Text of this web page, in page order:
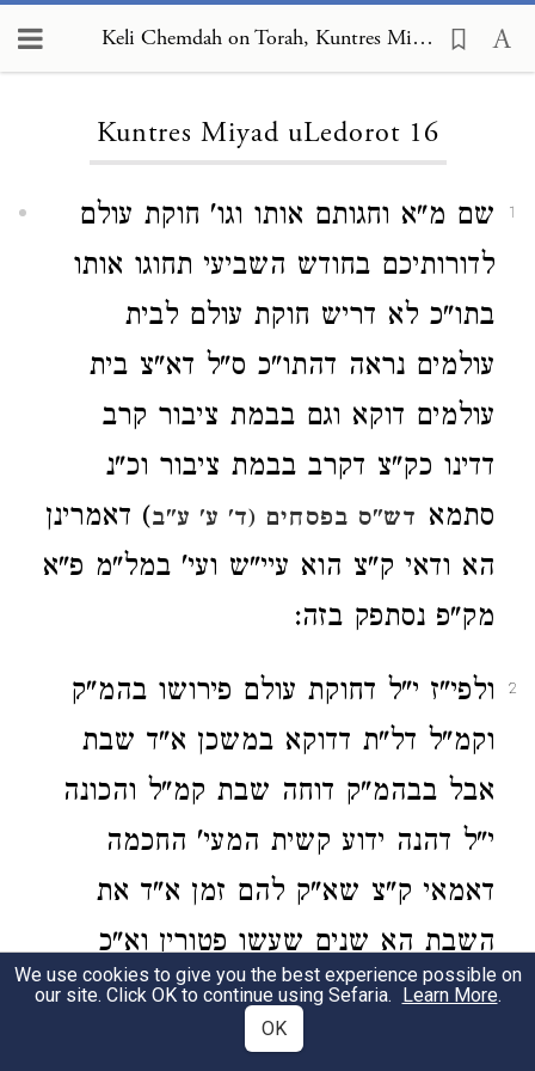
Keli Chemdah on Torah, Kuntres Miyad uLedorot 16
Kuntres Miyad uLedorot 16
1
שם מ"א וחגותם אותו וגו' חוקת עולם
לדורותיכם בחודש השביעי תחוגו אותו
בתו"כ לא דריש חוקת עולם לבית
עולמים נראה דהתו"כ ס"ל דא"צ בית
עולמים דוקא וגם בבמת ציבור קרב
דדינו כק"צ דקרב בבמת ציבור וכ"נ
סתמא דש"ס בפסחים (ד' ע' ע"ב) דאמרינן
הא ודאי ק"צ הוא עיי"ש ועי' במל"מ פ"א
מק"פ נסתפק בזה:
2
ולפי"ז י"ל דחוקת עולם פירושו בהמ"ק
וקמ"ל דל"ת דדוקא במשכן א"ד שבת
אבל בבהמ"ק דוחה שבת קמ"ל והכונה
י"ל דהנה ידוע קשית המעי' החכמה
דאמאי ק"צ שא"ק להם זמן א"ד את
השבת הא שנים שעשו פטורין וא"כ
איכא עצה לשחוט ע"י שנים וזריקה אינה
אלא שבות והקטרה יכול להיות בערב
We use cookies to give you the best experience possible on
our site. Click OK to continue using Sefaria. Learn More.
OK